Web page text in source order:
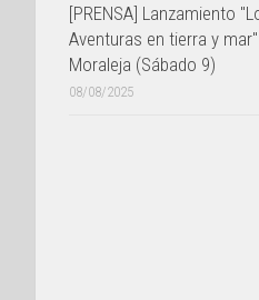
[PRENSA] Lanzamiento
Aventuras en tierra y
Moraleja (Sábado 9)
08/08/2025